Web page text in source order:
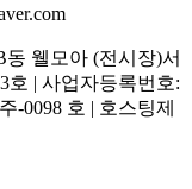
웰모아 (전시장)서
호 | 사업자등록번호:
-0098 호 | 호스팅제